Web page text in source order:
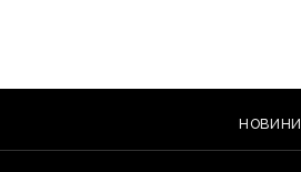
НОВИНИ